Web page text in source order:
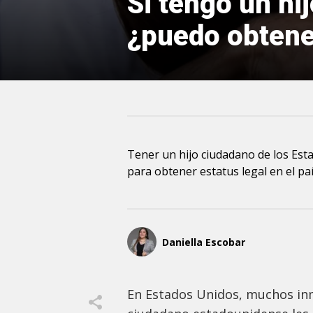
¿puedo
Tener un hijo ciudadano de los
para obtener estatus legal en el
Daniella Escobar
En Estados Unidos, muchos